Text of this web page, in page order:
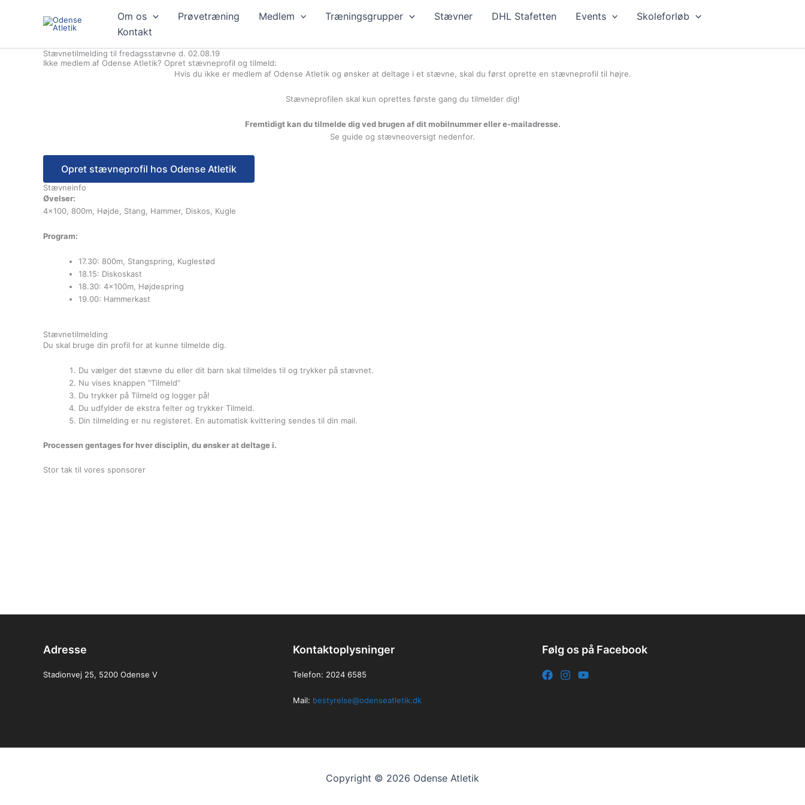
Om os Prøvetræning Medlem Træningsgrupper Stævner DHL Stafetten Events
Skoleforløb
Kontakt
Stævnetilmelding til fredagsstævne d. 02.08.19
Ikke medlem af Odense Atletik? Opret stævneprofil og tilmeld:
Hvis du ikke er medlem af Odense Atletik og ønsker at deltage i et stævne, skal du først oprette en stævneprofil til højre.
Stævneprofilen skal kun oprettes første gang du tilmelder dig!
Fremtidigt kan du tilmelde dig ved brugen af dit mobilnummer eller e-mailadresse.
Se guide og stævneoversigt nedenfor.
Stævneinfo
Øvelser:
4×100, 800m, Højde, Stang, Hammer, Diskos, Kugle
Program:
17.30: 800m, Stangspring, Kuglestød
18.15: Diskoskast
18.30: 4x100m, Højdespring
19.00: Hammerkast
Stævnetilmelding
Du skal bruge din profil for at kunne tilmelde dig.
Du vælger det stævne du eller dit barn skal tilmeldes til og trykker på stævnet.
Nu vises knappen “Tilmeld”
Du trykker på Tilmeld og logger på!
Du udfylder de ekstra felter og trykker Tilmeld.
Din tilmelding er nu registeret. En automatisk kvittering sendes til din mail.
Processen gentages for hver disciplin, du ønsker at deltage i.
Stor tak til vores sponsorer
Adresse
Stadionvej 25, 5200 Odense V
Kontaktoplysninger
Telefon: 2024 6585
Mail: bestyrelse@odenseatletik.dk
Følg os på Facebook
Copyright © 2026 Odense Atletik